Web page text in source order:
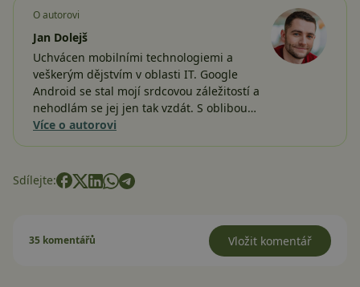
O autorovi
Jan Dolejš
Uchvácen mobilními technologiemi a
veškerým dějstvím v oblasti IT. Google
Android se stal mojí srdcovou záležitostí a
nehodlám se jej jen tak vzdát. S oblibou…
Více o autorovi
Sdílejte:
35 komentářů Vložit komentář